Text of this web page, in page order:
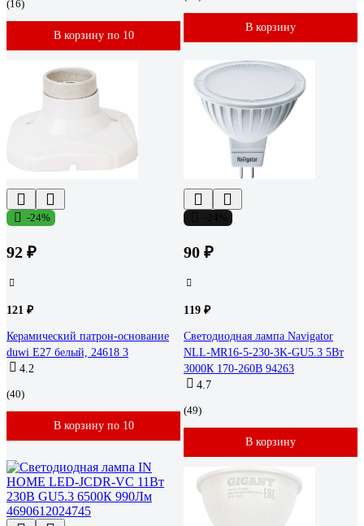
(16)
В корзину по 10
В корзину
-24%
92 ₽
121 ₽
Керамический патрон-основание
duwi E27 белый, 24618 3
4.2
(40)
В корзину по 10
90 ₽
119 ₽
Светодиодная лампа Navigator
NLL-MR16-5-230-3K-GU5.3 5Вт
3000К 170-260В 94263
4.7
(49)
В корзину